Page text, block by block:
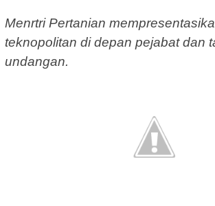
Menrtri Pertanian
teknopolitan di depan pejabat dan
undangan.